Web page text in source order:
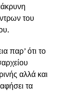
του
παρ’ ότι το
αλλά και
τα